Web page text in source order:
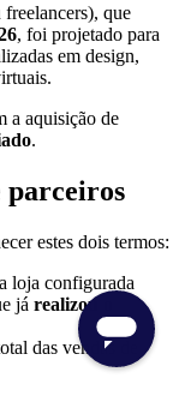
freelancers), que
, foi projetado para
em design,
a aquisição de
.
parceiros
estes dois termos:
loja configurada
já realizou o
das vendas de